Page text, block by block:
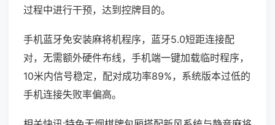
过程中进行干预，达到控牌目的。
手机蓝牙免安装麻将机程序，蓝牙5.0短距连接配
对，无需额外硬件布线，手机端一键加载临时程序，
10米内信号稳定，配对成功率89%，系统版本过低的
手机连接失败率偏高。